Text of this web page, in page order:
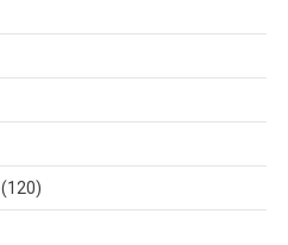
(120)